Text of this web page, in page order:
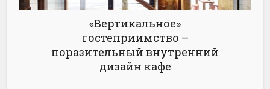
«Вертикальное»
гостеприимство –
поразительный внутренний
дизайн кафе